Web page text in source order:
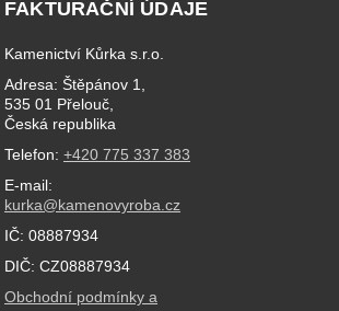
FAKTURAČNÍ ÚDAJE
Kamenictví Kůrka s.r.o.
Adresa: Štěpánov 1,
535 01 Přelouč,
Česká republika
Telefon: +420 775 337 383
E-mail:
kurka@kamenovyroba.cz
IČ: 08887934
DIČ: CZ08887934
Obchodní podmínky a